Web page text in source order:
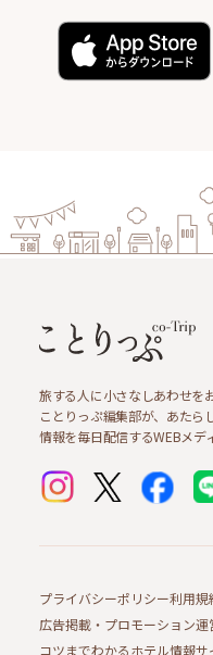
旅する人に小さなしあわせを
ことりっぷ編集部が、あたら
情報を毎日配信するWEBメデ
プライバシーポリシー利用規
広告掲載・プロモーション運
コツまでわかるホテル情報サ